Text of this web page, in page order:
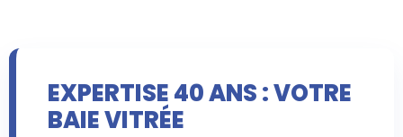
EXPERTISE 40 ANS : VOTRE
BAIE VITRÉE